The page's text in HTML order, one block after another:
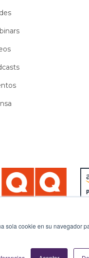
sola cookie en su navegador